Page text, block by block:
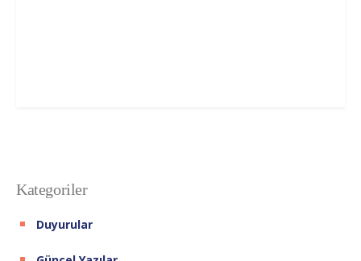
Kategoriler
Duyurular